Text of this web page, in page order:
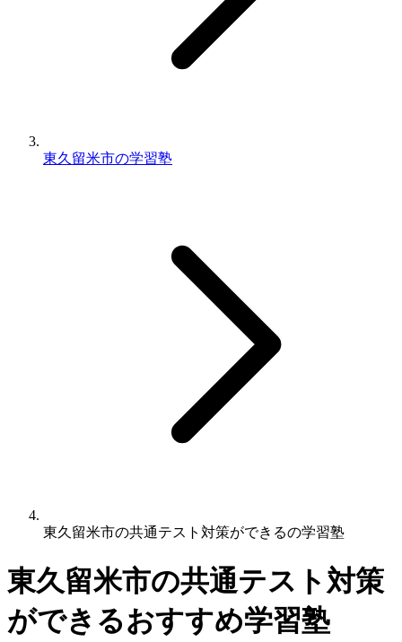
東久留米市の学習塾
東久留米市の共通テスト対策ができるの学習塾
東久留米市の共通テスト対策
ができるおすすめ学習塾